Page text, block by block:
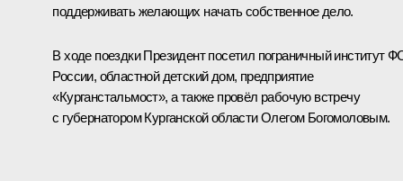
поддерживать желающих начать собственное дело.
В ходе поездки Президент посетил пограничный институт
России, областной детский дом, предприятие
«Курганстальмост», а также провёл рабочую встречу
с губернатором Курганской области Олегом Богомоловым.